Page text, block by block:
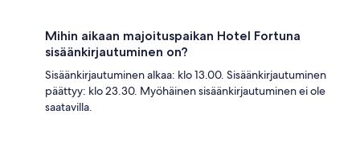
Mihin aikaan majoituspaikan Hotel Fortuna
sisäänkirjautuminen on?
Sisäänkirjautuminen alkaa: klo 13.00. Sisäänkirjautuminen
päättyy: klo 23.30. Myöhäinen sisäänkirjautuminen ei ole
saatavilla.